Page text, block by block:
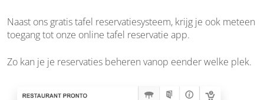
Naast ons gratis tafel reservatiesysteem, krijg je ook meteen
toegang tot onze online tafel reservatie app.
Zo kan je je reservaties beheren vanop eender welke plek.